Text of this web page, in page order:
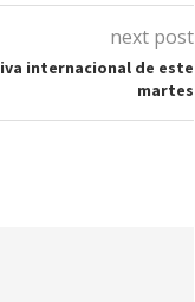
next post
internacional de este
martes